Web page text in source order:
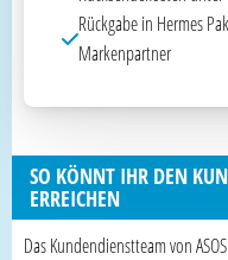
Rückgabe in Hermes
Markenpartner
SO KÖNNT IHR DEN
ERREICHEN
Das Kundendienstteam von